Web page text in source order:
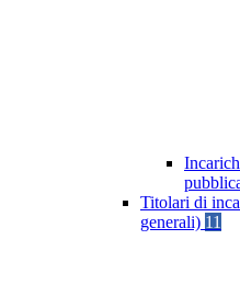
Titolari di
generali) 11